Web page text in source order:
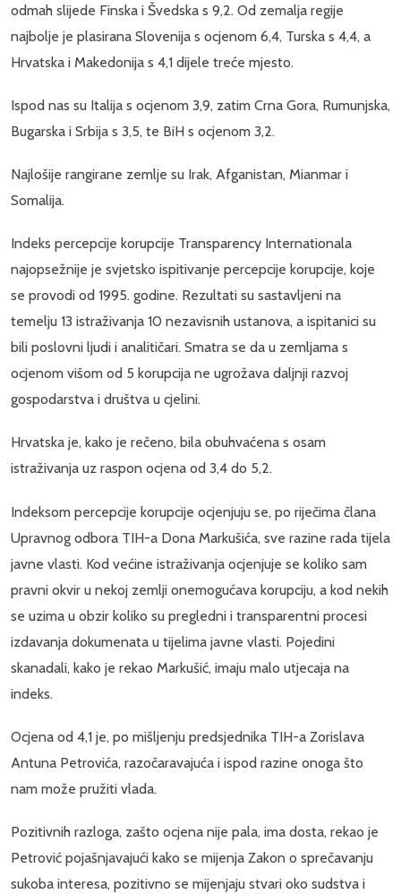
odmah slijede Finska i Švedska s 9,2. Od zemalja regije
najbolje je plasirana Slovenija s ocjenom 6,4, Turska s 4,4, a
Hrvatska i Makedonija s 4,1 dijele treće mjesto.
Ispod nas su Italija s ocjenom 3,9, zatim Crna Gora, Rumunjska,
Bugarska i Srbija s 3,5, te BiH s ocjenom 3,2.
Najlošije rangirane zemlje su Irak, Afganistan, Mianmar i
Somalija.
Indeks percepcije korupcije Transparency Internationala
najopsežnije je svjetsko ispitivanje percepcije korupcije, koje
se provodi od 1995. godine. Rezultati su sastavljeni na
temelju 13 istraživanja 10 nezavisnih ustanova, a ispitanici su
bili poslovni ljudi i analitičari. Smatra se da u zemljama s
ocjenom višom od 5 korupcija ne ugrožava daljnji razvoj
gospodarstva i društva u cjelini.
Hrvatska je, kako je rečeno, bila obuhvaćena s osam
istraživanja uz raspon ocjena od 3,4 do 5,2.
Indeksom percepcije korupcije ocjenjuju se, po riječima člana
Upravnog odbora TIH-a Dona Markušića, sve razine rada tijela
javne vlasti. Kod većine istraživanja ocjenjuje se koliko sam
pravni okvir u nekoj zemlji onemogućava korupciju, a kod nekih
se uzima u obzir koliko su pregledni i transparentni procesi
izdavanja dokumenata u tijelima javne vlasti. Pojedini
skanadali, kako je rekao Markušić, imaju malo utjecaja na
indeks.
Ocjena od 4,1 je, po mišljenju predsjednika TIH-a Zorislava
Antuna Petrovića, razočaravajuća i ispod razine onoga što
nam može pružiti vlada.
Pozitivnih razloga, zašto ocjena nije pala, ima dosta, rekao je
Petrović pojašnjavajući kako se mijenja Zakon o sprečavanju
sukoba interesa, pozitivno se mijenjaju stvari oko sudstva i